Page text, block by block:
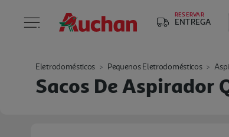
RESERVAR
ENTREGA
Eletrodomésticos Pequenos Eletrodomésticos
Sacos De Aspirador